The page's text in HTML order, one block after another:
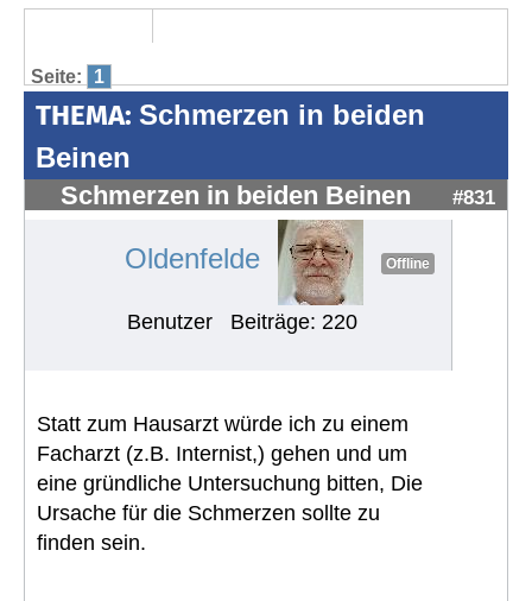
Seite: 1
THEMA: Schmerzen in beiden
Beinen
Schmerzen in beiden Beinen #831
Oldenfelde Offline
Benutzer Beiträge: 220
Statt zum Hausarzt würde ich zu einem
Facharzt (z.B. Internist,) gehen und um
eine gründliche Untersuchung bitten, Die
Ursache für die Schmerzen sollte zu
finden sein.